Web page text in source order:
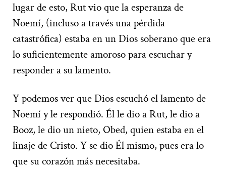
lugar de esto, Rut vio que la esperanza de
Noemí, (incluso a través una pérdida
catastrófica) estaba en un Dios soberano que era
lo suficientemente amoroso para escuchar y
responder a su lamento.
Y podemos ver que Dios escuchó el lamento de
Noemí y le respondió. Él le dio a Rut, le dio a
Booz, le dio un nieto, Obed, quien estaba en el
linaje de Cristo. Y se dio Él mismo, pues era lo
que su corazón más necesitaba.